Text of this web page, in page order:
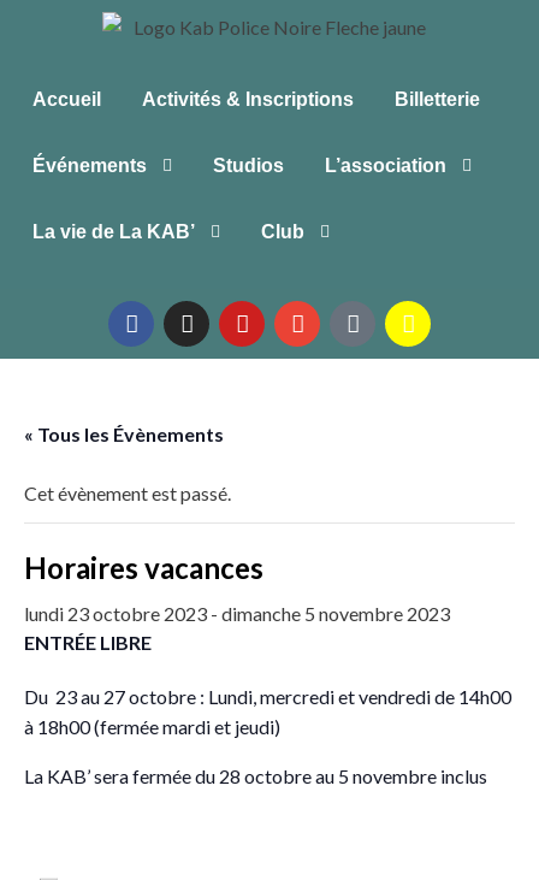
Accueil Activités & Inscriptions Billetterie
Événements Studios L’association
La vie de La KAB’ Club
« Tous les Évènements
Cet évènement est passé.
Horaires vacances
lundi 23 octobre 2023 - dimanche 5 novembre 2023
ENTRÉE LIBRE
Du 23 au 27 octobre : Lundi, mercredi et vendredi de 14h00
à 18h00 (fermée mardi et jeudi)
La KAB’ sera fermée du 28 octobre au 5 novembre inclus